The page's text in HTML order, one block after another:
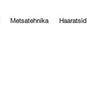
Metsatehnika Haaratsid